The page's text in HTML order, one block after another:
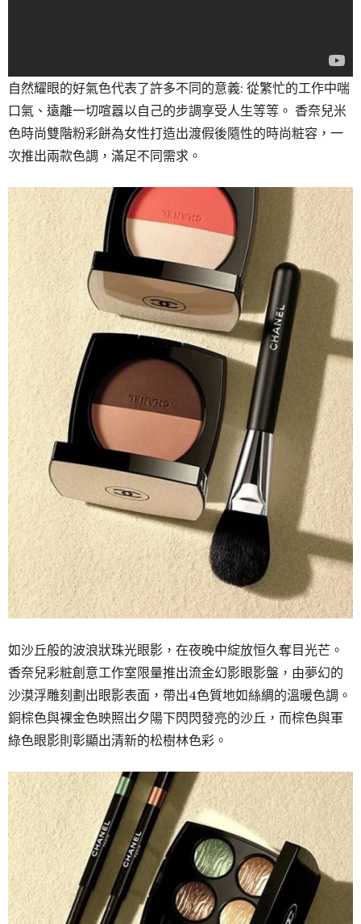
自然耀眼的好氣色代表了許多不同的意義: 從繁忙的工作中喘
口氣、遠離一切喧囂以自己的步調享受人生等等。 香奈兒米
色時尚雙階粉彩餅為女性打造出渡假後隨性的時尚粧容，一
次推出兩款色調，滿足不同需求。
如沙丘般的波浪狀珠光眼影，在夜晚中綻放恒久奪目光芒。
香奈兒彩粧創意工作室限量推出流金幻影眼影盤，由夢幻的
沙漠浮雕刻劃出眼影表面，帶出4色質地如絲綢的溫暖色調。
銅棕色與裸金色映照出夕陽下閃閃發亮的沙丘，而棕色與軍
綠色眼影則彰顯出清新的松樹林色彩。